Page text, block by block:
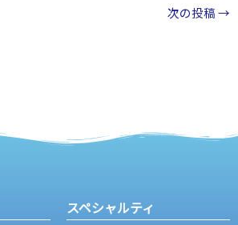
次の投稿→
スペシャルティ